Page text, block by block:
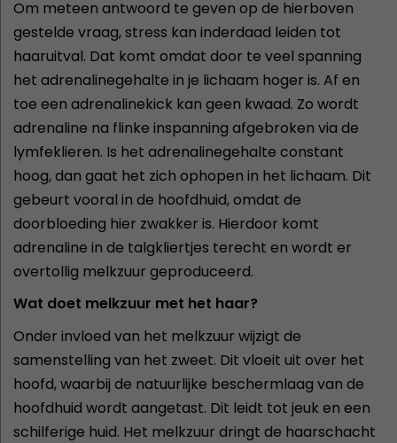
Om meteen antwoord te geven op de hierboven
gestelde vraag, stress kan inderdaad leiden tot
haaruitval. Dat komt omdat door te veel spanning
het adrenalinegehalte in je lichaam hoger is. Af en
toe een adrenalinekick kan geen kwaad. Zo wordt
adrenaline na flinke inspanning afgebroken via de
lymfeklieren. Is het adrenalinegehalte constant
hoog, dan gaat het zich ophopen in het lichaam. Dit
gebeurt vooral in de hoofdhuid, omdat de
doorbloeding hier zwakker is. Hierdoor komt
adrenaline in de talgkliertjes terecht en wordt er
overtollig melkzuur geproduceerd.
Wat doet melkzuur met het haar?
Onder invloed van het melkzuur wijzigt de
samenstelling van het zweet. Dit vloeit uit over het
hoofd, waarbij de natuurlijke beschermlaag van de
hoofdhuid wordt aangetast. Dit leidt tot jeuk en een
schilferige huid. Het melkzuur dringt de haarschacht